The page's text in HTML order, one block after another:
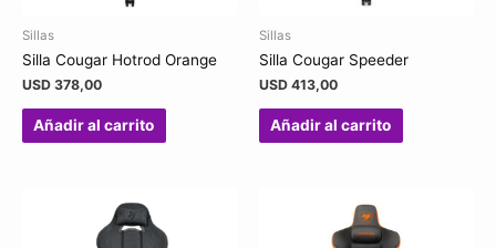
Sillas
Silla Cougar Hotrod Orange
USD 378,00
Añadir al carrito
Sillas
Silla Cougar Speeder
USD 413,00
Añadir al carrito